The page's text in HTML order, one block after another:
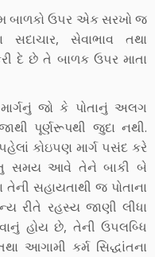
બાળકો ઉ૫ર એક સરખો જ
સેવાભાવ તથા
દે છે તે બાળક ઉ૫ર માતા
જો કે પોતાનું અલગ
પૂર્ણરૂપથી જુદા નથી.
કોઇ૫ણ માર્ગ ૫સંદ કરે
સમય આવે તેને બાકી બે
સહાયતાથી જ પોતાના
રીતે રહસ્‍ય જાણી લીધા
હોય છે, તેની ઉ૫લબ્‍ધિ
આગામી કર્મ સિદ્ધાંતના